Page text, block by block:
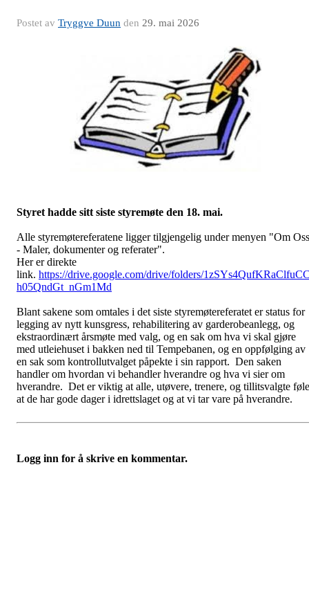
Postet av Tryggve Duun den 29. mai 2026
Styret hadde sitt siste styremøte den 18. mai.
Alle styremøtereferatene ligger tilgjengelig under menyen "Om
- Maler, dokumenter og referater".
Her er direkte
link. https://drive.google.com/drive/folders/
h05QndGt_nGm1Md
Blant sakene som omtales i det siste styremøtereferatet er status for
legging av nytt kunsgress, rehabilitering av garderobeanlegg, og
ekstraordinært årsmøte med valg, og en sak om hva vi skal gjøre
med utleiehuset i bakken ned til Tempebanen, og en oppfølging av
en sak som kontrollutvalget påpekte i sin rapport. Den saken
handler om hvordan vi behandler hverandre og hva vi sier om
hverandre. Det er viktig at alle, utøvere, trenere, og tillitsvalgte
at de har gode dager i idrettslaget og at vi tar vare på hverandre.
Logg inn for å skrive en kommentar.